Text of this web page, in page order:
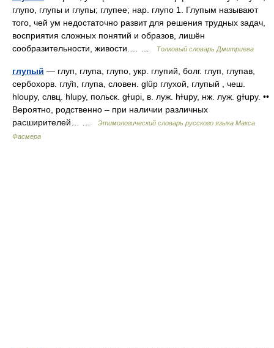
глупо, глупы и глупы; глупее; нар. глупо 1. Глупым называют
того, чей ум недостаточно развит для решения трудных задач,
восприятия сложных понятий и образов, лишён
сообразительности, живости.… …
Толковый словарь Дмитриева
глупый — глуп, глупа, глупо, укр. глупий, болг. глуп, глупав,
сербохорв. глу̑п, глупа, словен. glȗp глухой, глупый , чеш.
hloupy, слвц. hlupy, польск. gɫupi, в. луж. hɫupy, нж. луж. gɫupy. ••
Вероятно, родственно – при наличии различных
расширителей… …
Этимологический словарь русского языка Макса
Фасмера